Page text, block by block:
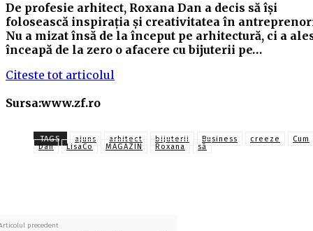
De profesie arhitect, Roxana Dan a decis să îşi
folosească inspiraţia şi creativitatea în
Nu a mizat însă de la început pe arhitectură, ci a
înceapă de la zero o afacere cu bijuterii pe…
Citeste tot articolul
Sursa:www.zf.ro
TAGS ajuns arhitect bijuterii Business creeze
Cum
Dan
LisaCo MAGAZIN Roxana să
precedent